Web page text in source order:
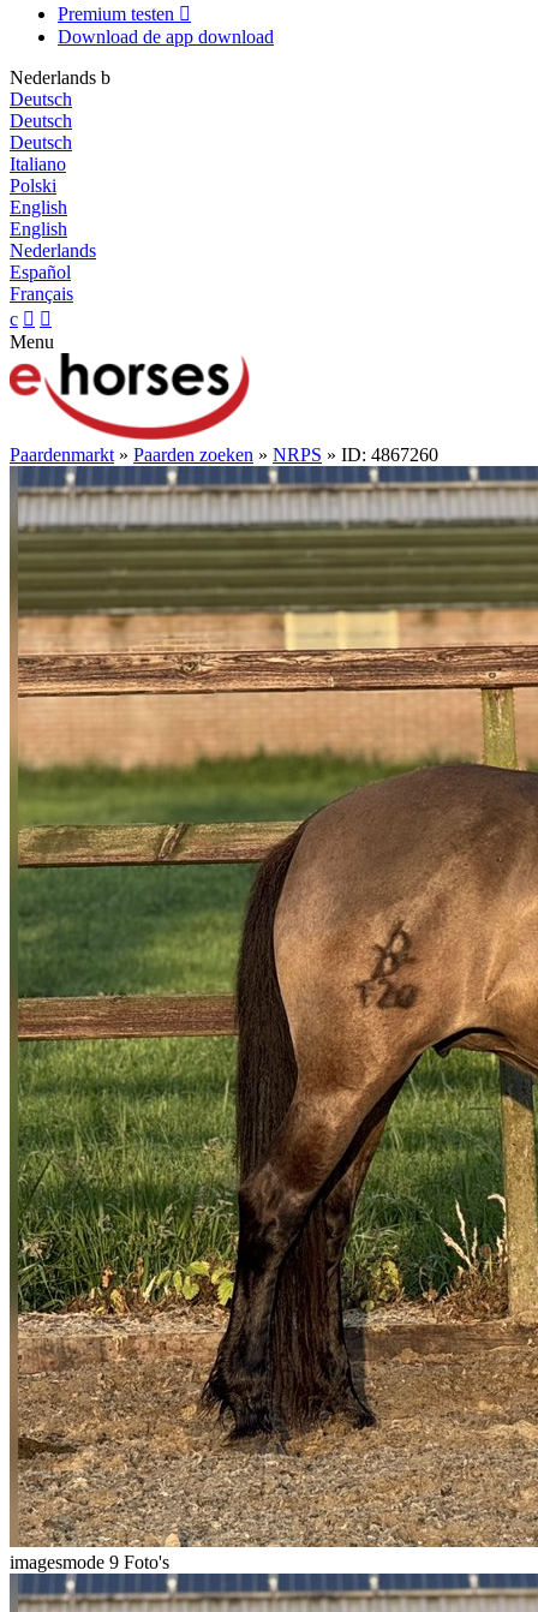
Premium testen 
Download de app download
Nederlands b
Deutsch
Deutsch
Deutsch
Italiano
Polski
English
English
Nederlands
Español
Français
c  
Menu
Paardenmarkt » Paarden zoeken » NRPS » ID: 4867260
imagesmode 9 Foto's